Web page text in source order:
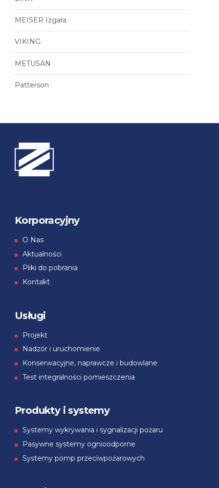
MEISER Izgara
VIKING
METUSAN
Patterson
Korporacyjny
О Nas
Aktualności
Pliki do pobrania
Kontakt
Usługi
Projekt
Nadzór i uruchomienie
Konserwacyjne, naprawcze i budowlane
Test integralności pomieszczenia
Produkty i systemy
Systemy wykrywania i sygnalizacji pożaru
Pasywne systemy ognioodporne
Systemy pomp przeciwpożarowych